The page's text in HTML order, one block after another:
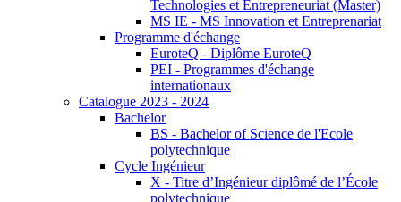
Technologies et Entrepreneuriat (Master)
MS IE - MS Innovation et Entreprenariat
Programme d'échange
EuroteQ - Diplôme EuroteQ
PEI - Programmes d'échange
internationaux
Catalogue 2023 - 2024
Bachelor
BS - Bachelor of Science de l'Ecole
polytechnique
Cycle Ingénieur
X - Titre d’Ingénieur diplômé de l’École
polytechnique